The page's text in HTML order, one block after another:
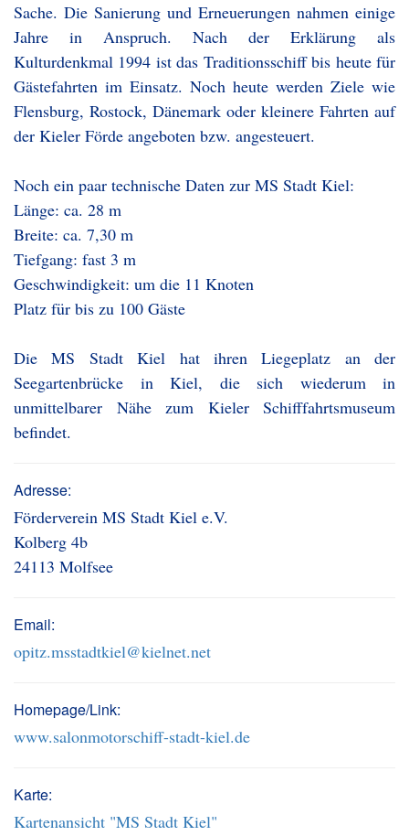
Sache. Die Sanierung und Erneuerungen nahmen einige
Jahre in Anspruch. Nach der Erklärung als
Kulturdenkmal 1994 ist das Traditionsschiff bis heute für
Gästefahrten im Einsatz. Noch heute werden Ziele wie
Flensburg, Rostock, Dänemark oder kleinere Fahrten auf
der Kieler Förde angeboten bzw. angesteuert.
Noch ein paar technische Daten zur MS Stadt Kiel:
Länge: ca. 28 m
Breite: ca. 7,30 m
Tiefgang: fast 3 m
Geschwindigkeit: um die 11 Knoten
Platz für bis zu 100 Gäste
Die MS Stadt Kiel hat ihren Liegeplatz an der
Seegartenbrücke in Kiel, die sich wiederum in
unmittelbarer Nähe zum Kieler Schifffahrtsmuseum
befindet.
Adresse:
Förderverein MS Stadt Kiel e.V.
Kolberg 4b
24113 Molfsee
Email:
opitz.msstadtkiel@kielnet.net
Homepage/Link:
www.salonmotorschiff-stadt-kiel.de
Karte:
Kartenansicht "MS Stadt Kiel"